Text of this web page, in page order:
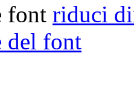
font riduci
del font